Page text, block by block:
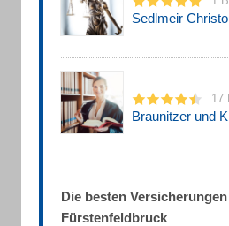
Sedlmeir
17
Braunitzer und
Die besten
Fürstenfeldbruck